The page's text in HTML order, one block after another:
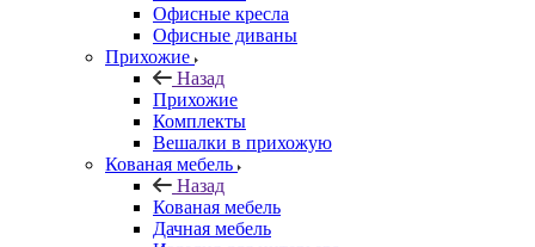
Офисные кресла
Офисные диваны
Прихожие
Назад
Прихожие
Комплекты
Вешалки в прихожую
Кованая мебель
Назад
Кованая мебель
Дачная мебель